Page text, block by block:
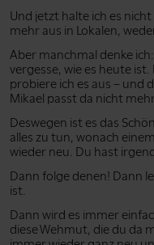
Und jetzt halte ich es
mehr aus in Lokalen,
Aber manchmal denke ich:
vergesse, wie es heute
probiere ich es aus – und
Mikael passt da nicht
Deswegen ist es das
alles zu tun, wonach
wieder neu. Du hast
Dann folge denen! Dann
ist.
Dann wird es immer
diese Wehmut, die du da